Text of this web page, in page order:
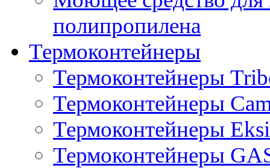
полипропилена
Термоконтейнеры
Термоконтейнеры
Термоконтейнеры
Термоконтейнеры Eksi
Термоконтейнеры